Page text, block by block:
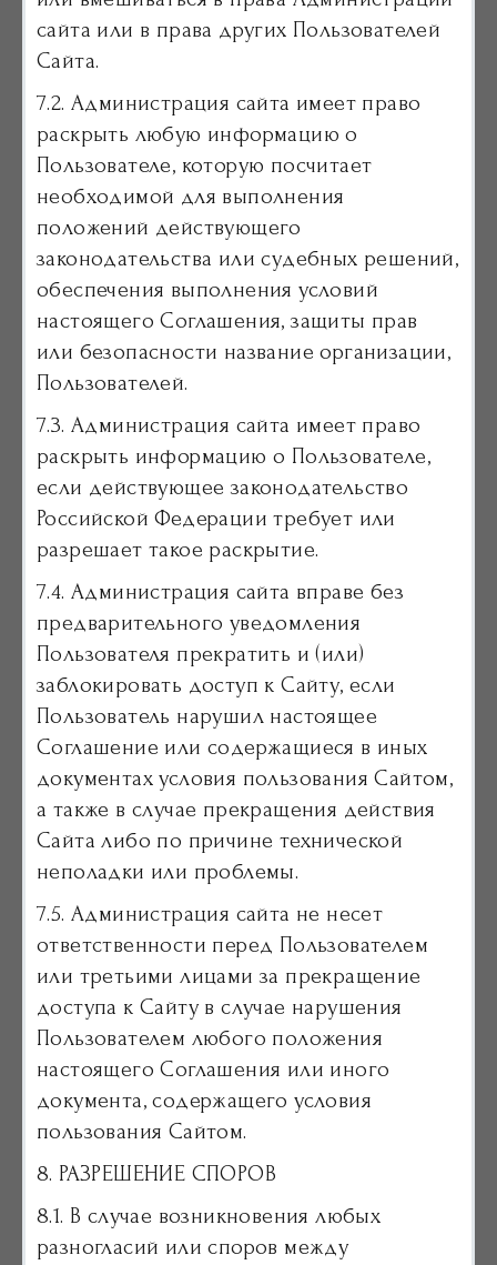
сайта или в права других Пользователей
Сайта.
7.2. Администрация сайта имеет право
раскрыть любую информацию о
Пользователе, которую посчитает
необходимой для выполнения
положений действующего
законодательства или судебных решений,
обеспечения выполнения условий
настоящего Соглашения, защиты прав
или безопасности название организации,
Пользователей.
7.3. Администрация сайта имеет право
раскрыть информацию о Пользователе,
если действующее законодательство
Российской Федерации требует или
разрешает такое раскрытие.
7.4. Администрация сайта вправе без
предварительного уведомления
Пользователя прекратить и (или)
заблокировать доступ к Сайту, если
Пользователь нарушил настоящее
Соглашение или содержащиеся в иных
документах условия пользования Сайтом,
а также в случае прекращения действия
Сайта либо по причине технической
неполадки или проблемы.
7.5. Администрация сайта не несет
ответственности перед Пользователем
или третьими лицами за прекращение
доступа к Сайту в случае нарушения
Пользователем любого положения
настоящего Соглашения или иного
документа, содержащего условия
пользования Сайтом.
8. РАЗРЕШЕНИЕ СПОРОВ
8.1. В случае возникновения любых
разногласий или споров между